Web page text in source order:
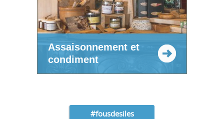
Assaisonnement et
condiment
#fousdesiles